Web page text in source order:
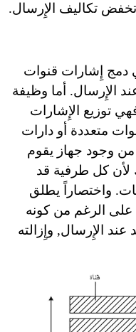
تكاليف الإِرسال.
دمج إِشارات قنوات
الإِرسال. أما وظيفة
توزيع الإِشارات
متعددة أو دارات
من وجود جهاز يقوم
لأن كل طرفية قد
واختصاراً يطلق
على الرغم من كونه
الإِرسال, وإِزالته